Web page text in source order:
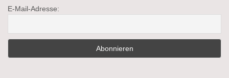
E-Mail-Adresse: